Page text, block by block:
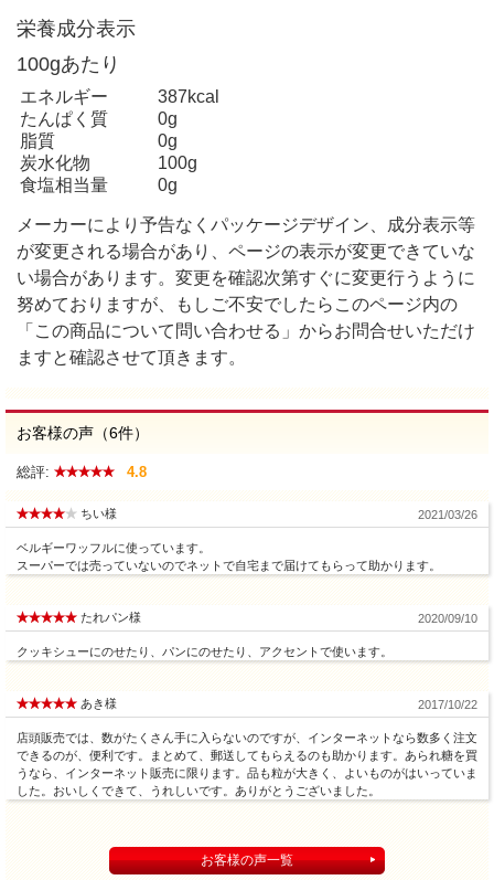
栄養成分表示
100gあたり
エネルギー
387kcal
たんぱく質
0g
脂質
0g
炭水化物
100g
食塩相当量
0g
メーカーにより予告なくパッケージデザイン、成分表示等
が変更される場合があり、ページの表示が変更できていな
い場合があります。変更を確認次第すぐに変更行うように
努めておりますが、もしご不安でしたらこのページ内の
「この商品について問い合わせる」からお問合せいただけ
ますと確認させて頂きます。
お客様の声（6件）
総評: 4.8
ちい様 2021/03/26
ベルギーワッフルに使っています。
スーパーでは売っていないのでネットで自宅まで届けてもらって助かります。
たれパン様 2020/09/10
クッキシューにのせたり、パンにのせたり、アクセントで使います。
あき様 2017/10/22
店頭販売では、数がたくさん手に入らないのですが、インターネットなら数多く注文
できるのが、便利です。まとめて、郵送してもらえるのも助かります。あられ糖を買
うなら、インターネット販売に限ります。品も粒が大きく、よいものがはいっていま
した。おいしくできて、うれしいです。ありがとうございました。
お客様の声一覧